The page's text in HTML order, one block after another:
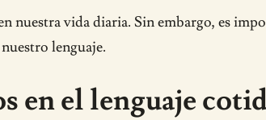
nuestra vida diaria. Sin embargo, es
lenguaje.
en el lenguaje